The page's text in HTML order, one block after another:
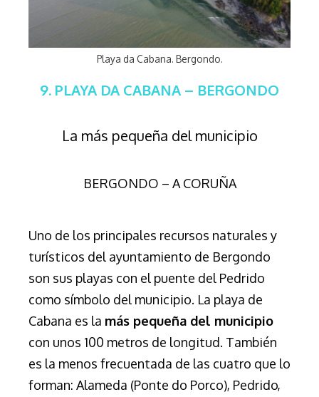
Playa da Cabana. Bergondo.
9. PLAYA DA CABANA – BERGONDO
La más pequeña del municipio
BERGONDO – A CORUÑA
Uno de los principales recursos naturales y
turísticos del ayuntamiento de Bergondo
son sus playas con el puente del Pedrido
como símbolo del municipio. La playa de
Cabana es la más pequeña del municipio
con unos 100 metros de longitud. También
es la menos frecuentada de las cuatro que lo
forman: Alameda (Ponte do Porco), Pedrido,